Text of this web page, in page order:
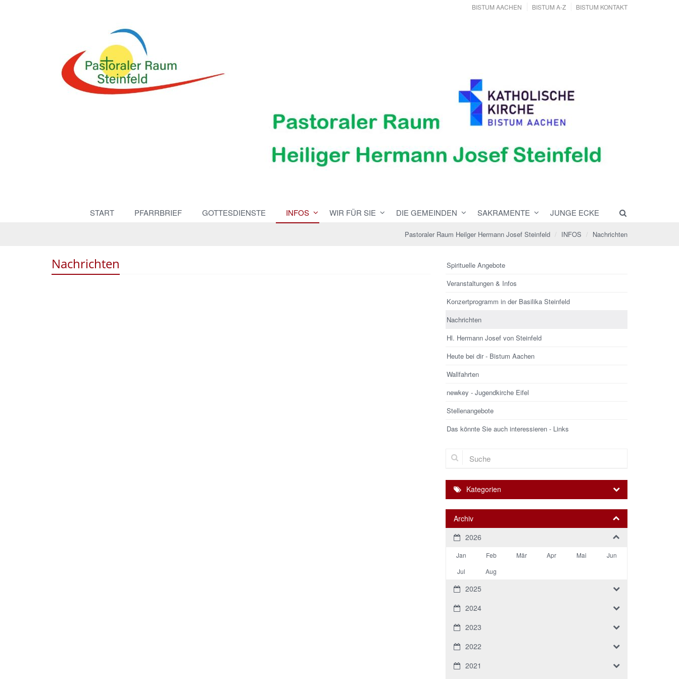
BISTUM AACHEN BISTUM A-Z BISTUM KONTAKT
START PFARRBRIEF GOTTESDIENSTE INFOS WIR FÜR SIE DIE GEMEINDEN SAKRAMENTE JUNGE ECKE
Pastoraler Raum Heilger Hermann Josef Steinfeld INFOS Nachrichten
Nachrichten
Spirituelle Angebote
Veranstaltungen & Infos
Konzertprogramm in der Basilika Steinfeld
Nachrichten
Hl. Hermann Josef von Steinfeld
Heute bei dir - Bistum Aachen
Wallfahrten
newkey - Jugendkirche Eifel
Stellenangebote
Das könnte Sie auch interessieren - Links
Suche
Kategorien
Archiv
2026
Jan Feb Mär Apr Mai
Jun
Jul
Aug
2025
2024
2023
2022
2021